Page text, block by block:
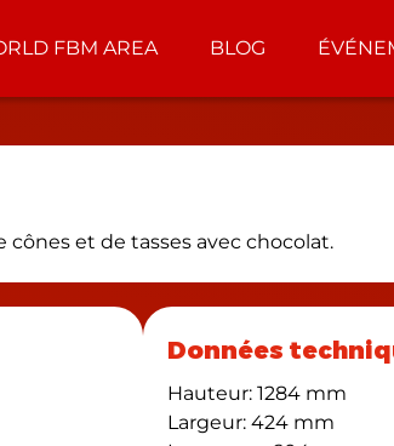
FBM AREA BLOG
cônes et de tasses avec chocolat.
Données
Hauteur: 1284 mm
Largeur: 424 mm